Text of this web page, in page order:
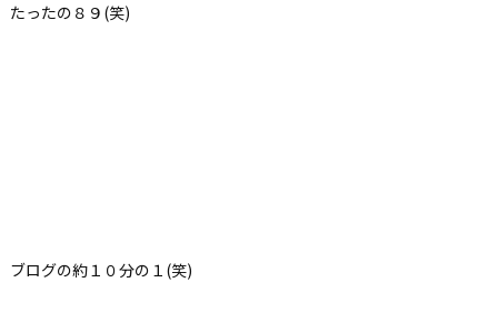
たったの８９(笑)
ブログの約１０分の１(笑)